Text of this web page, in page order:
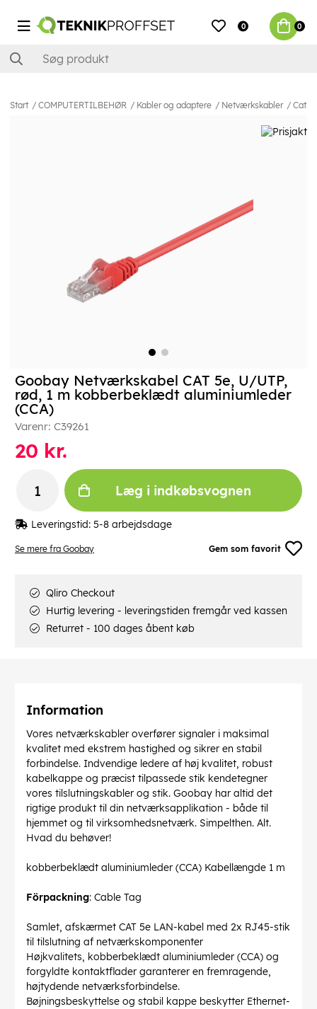
0 0
Start COMPUTERTILBEHØR Kabler og adaptere Netværkskabler Cat5e
Se mere fra Goobay Gem som favorit
Goobay Netværkskabel CAT 5e, U/UTP,
rød, 1 m kobberbeklædt aluminiumleder
(CCA)
Varenr: C39261
20 kr.
Læg i indkøbsvognen
Leveringstid: 5-8 arbejdsdage
Qliro Checkout
Hurtig levering - leveringstiden fremgår ved kassen
Returret - 100 dages åbent køb
Information
Vores netværkskabler overfører signaler i maksimal
kvalitet med ekstrem hastighed og sikrer en stabil
forbindelse. Indvendige ledere af høj kvalitet, robust
kabelkappe og præcist tilpassede stik kendetegner
vores tilslutningskabler og stik. Goobay har altid det
rigtige produkt til din netværksapplikation - både til
hjemmet og til virksomhedsnetværk. Simpelthen. Alt.
Hvad du behøver!
kobberbeklædt aluminiumleder (CCA) Kabellængde 1 m
Förpackning: Cable Tag
Samlet, afskærmet CAT 5e LAN-kabel med 2x RJ45-stik
til tilslutning af netværkskomponenter
Højkvalitets, kobberbeklædt aluminiumleder (CCA) og
forgyldte kontaktflader garanterer en fremragende,
højtydende netværksforbindelse.
Bøjningsbeskyttelse og stabil kappe beskytter Ethernet-